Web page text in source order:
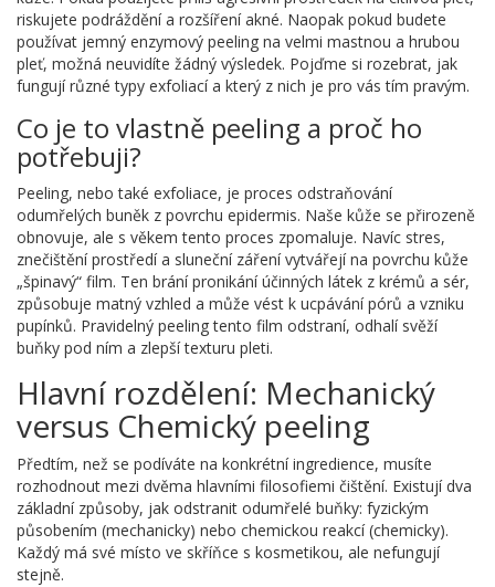
riskujete podráždění a rozšíření akné. Naopak pokud budete
používat jemný enzymový peeling na velmi mastnou a hrubou
pleť, možná neuvidíte žádný výsledek. Pojďme si rozebrat, jak
fungují různé typy exfoliací a který z nich je pro vás tím pravým.
Co je to vlastně peeling a proč ho
potřebuji?
Peeling, nebo také exfoliace, je proces odstraňování
odumřelých buněk z povrchu epidermis. Naše kůže se přirozeně
obnovuje, ale s věkem tento proces zpomaluje. Navíc stres,
znečištění prostředí a sluneční záření vytvářejí na povrchu kůže
„špinavý“ film. Ten brání pronikání účinných látek z krémů a sér,
způsobuje matný vzhled a může vést k ucpávání pórů a vzniku
pupínků. Pravidelný peeling tento film odstraní, odhalí svěží
buňky pod ním a zlepší texturu pleti.
Hlavní rozdělení: Mechanický
versus Chemický peeling
Předtím, než se podíváte na konkrétní ingredience, musíte
rozhodnout mezi dvěma hlavními filosofiemi čištění. Existují dva
základní způsoby, jak odstranit odumřelé buňky: fyzickým
působením (mechanicky) nebo chemickou reakcí (chemicky).
Každý má své místo ve skříňce s kosmetikou, ale nefungují
stejně.